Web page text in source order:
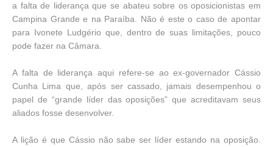
a falta de liderança que se abateu sobre os oposicionistas em
Campina Grande e na Paraíba. Não é este o caso de apontar
para Ivonete Ludgério que, dentro de suas limitações, pouco
pode fazer na Câmara.
A falta de liderança aqui refere-se ao ex-governador Cássio
Cunha Lima que, após ser cassado, jamais desempenhou o
papel de “grande líder das oposições” que acreditavam seus
aliados fosse desenvolver.
A lição é que Cássio não sabe ser líder estando na oposição.